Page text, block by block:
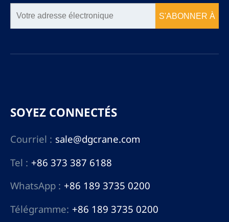
S'ABONNER À
SOYEZ CONNECTÉS
Courriel : sale@dgcrane.com
Tel : +86 373 387 6188
WhatsApp : +86 189 3735 0200
Télégramme: +86 189 3735 0200